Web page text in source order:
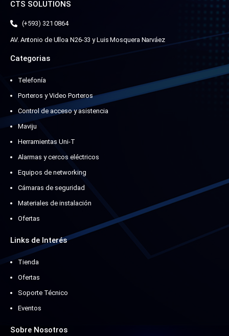
CTS SOLUTIONS
(+593) 321 0864
AV. Antonio de Ulloa N26-33 y Luis Mosquera Narváez
Categorias
Telefonía
Porteros y Video Porteros
Control de acceso y asistencia
Maviju
Herramientas Uni-T
Alarmas y cercos eléctricos
Equipos de networking
Cámaras de seguridad
Materiales de instalación
Ofertas
Links de Interés
Tienda
Ofertas
Soporte Técnico
Eventos
Sobre Nosotros